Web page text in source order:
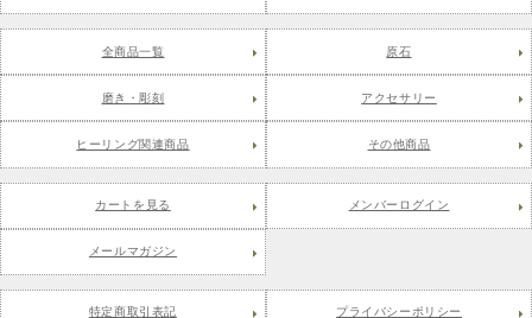
全商品一覧 原石
磨き・彫刻 アクセサリー
ヒーリング関連商品 その他商品
カートを見る メンバーログイン
メールマガジン
特定商取引表記 プライバシーポリシー